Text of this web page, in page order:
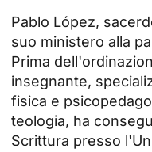
Pablo López,
suo ministero alla
Prima
insegnante,
fisica e
teologia, ha
Scrittura presso